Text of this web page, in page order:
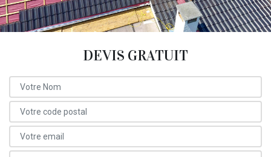
DEVIS GRATUIT